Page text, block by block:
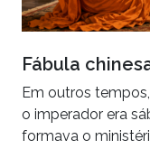
Fábula
Em outros
o imperador era
formava o